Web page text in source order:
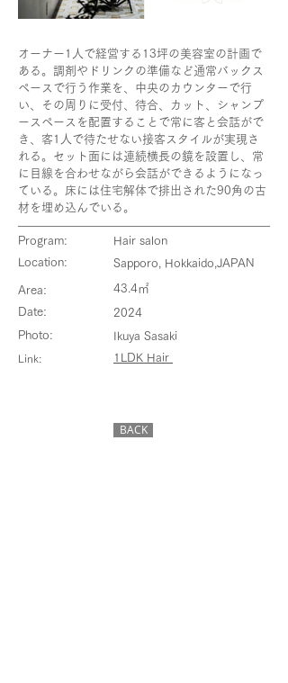
オーナー1人で経営する13坪の美容室の計画で
ある。調剤やドリンクの準備など通常バックス
ペースで行う作業を、中央のカウンターで行
い、その周りに受付、待合、カット、シャンプ
ースペースを配置することで常に客と会話がで
き、客1人で待たせない接客スタイルが実現さ
れる。セット面には連続横長の鏡を設置し、常
に目線を合わせながら会話ができるようになっ
ている。床には住宅解体で排出された90角の古
材を埋め込んでいる。
Program:
Hair salon
Location:
Sapporo, Hokkaido,JAPAN
Area:
43.4㎡
Date:
2024
Photo:
​Ikuya Sasaki
Link: 1LDK Hair
BACK